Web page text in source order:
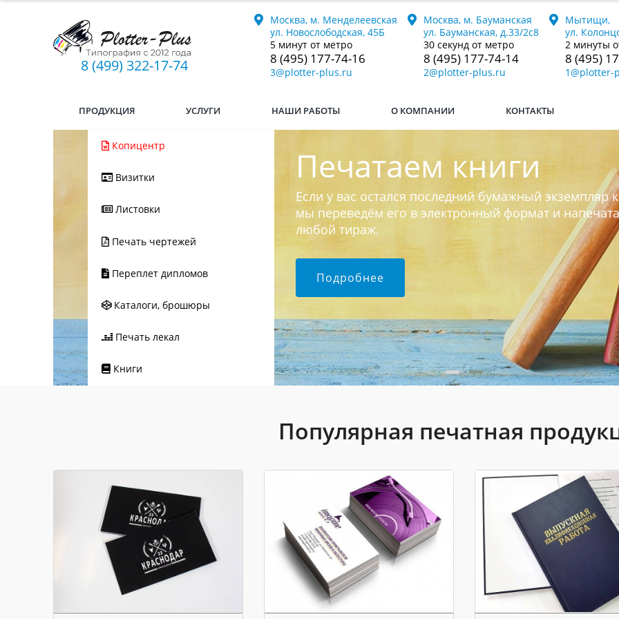
8 (499) 322-17-74
Москва, м. Менделеевская
ул. Новослободская, 45Б
5 минут от метро
8 (495) 177-74-16
3@plotter-plus.ru
Москва, м. Бауманская
ул. Бауманская, д.33/2с8
30 секунд от метро
8 (495) 177-74-14
2@plotter-plus.ru
Мытищи,
ул.
2 минуты
8 (495)
1@plotter-
ПРОДУКЦИЯ УСЛУГИ НАШИ РАБОТЫ О КОМПАНИИ КОНТАКТЫ
Копицентр
Визитки
Листовки
Печать чертежей
Переплет дипломов
Каталоги, брошюры
Печать лекал
Книги
Печатаем книги
Если у вас остался последний бумажный экземпляр
мы переведём его в электронный формат и
любой тираж.
Подробнее
Популярная печатная